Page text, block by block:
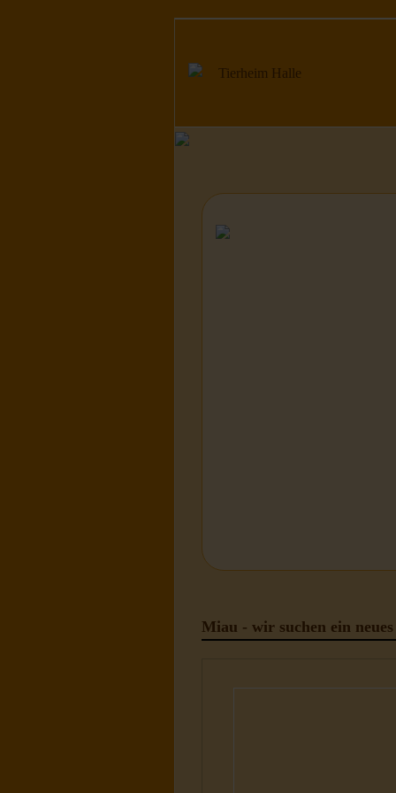
Miau - wir suchen ein